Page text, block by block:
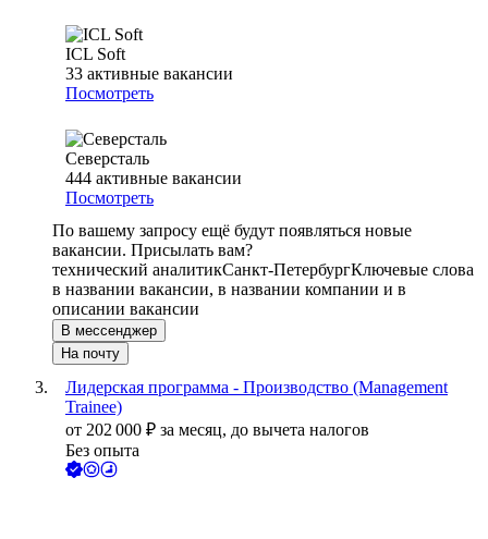
ICL Soft
33 активные вакансии
Посмотреть
Северсталь
444 активные вакансии
Посмотреть
По вашему запросу ещё будут появляться новые
вакансии. Присылать вам?
технический аналитикСанкт-ПетербургКлючевые слова
в названии вакансии, в названии компании и в
описании вакансии
В мессенджер
На почту
Лидерская программа - Производство (Management
Trainee)
от 202 000 ₽ за месяц, до вычета налогов
Без опыта